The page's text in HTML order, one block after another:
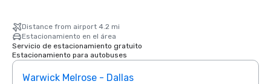
Distance from airport 4.2 mi
Estacionamiento en el área
Servicio de estacionamiento gratuito
Estacionamiento para autobuses
Warwick Melrose - Dallas